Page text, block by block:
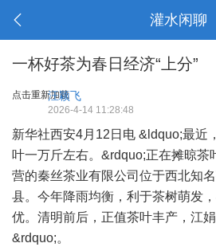
灌水闲聊
一杯好茶为春日经济“上分”
点击重新加载
汪颖飞
2026-4-14 11:28:48
新华社西安4月12日电 &ldquo;最近
叶一万斤左右。&rdquo;正在摊晾茶
营的秦丝茶业有限公司位于西北知
县。今年降雨均衡，利于茶树萌发
优。清明前后，正值茶叶丰产，江
&rdquo;。